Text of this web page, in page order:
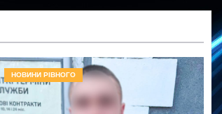
НОВИНИ РІВНОГО